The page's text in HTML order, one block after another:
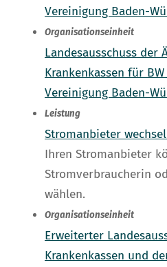
Vereinigung Baden-
Organisationseinheit
Landesausschuss der
Krankenkassen für
Vereinigung Baden-
Leistung
Stromanbieter
Ihren Stromanbieter
Stromverbraucherin
wählen.
Organisationseinheit
Erweiterter
Krankenkassen und